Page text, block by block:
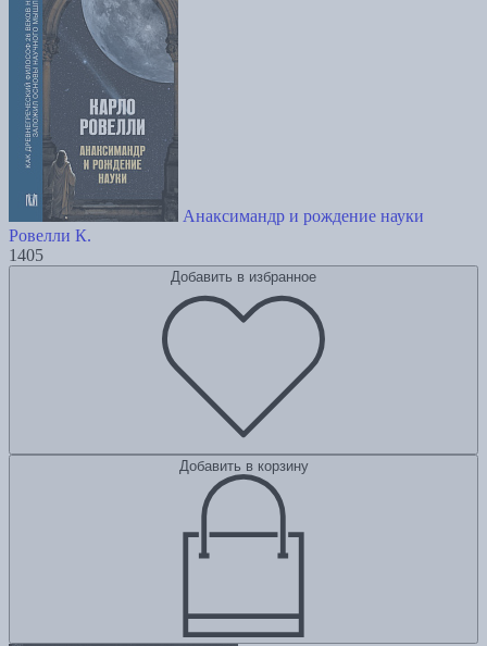
Анаксимандр и рождение науки
Ровелли К.
1405
Добавить в избранное
Добавить в корзину